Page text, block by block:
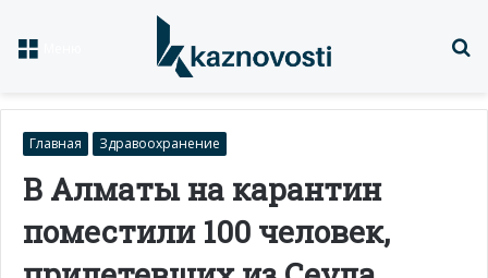
Главная Здравоохранение
В Алматы на карантин
поместили 100 человек,